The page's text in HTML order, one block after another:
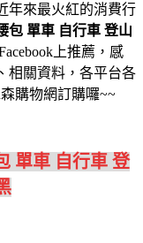
年來最火紅的消費行
包 單車 自行車 登山
上推薦，感
相關資料，各平台各
購物網訂購囉~~
單車 自行車 登